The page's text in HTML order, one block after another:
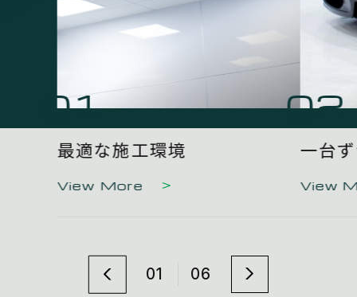
01 06
01
最適な施工環境
View More
02
一台
View